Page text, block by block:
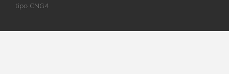
tipo CNG4